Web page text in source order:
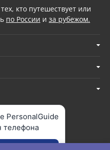
кто путешествует или
по России и за рубежом.
PersonalGuide
телефона